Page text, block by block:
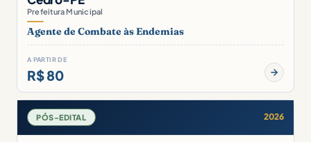
Prefeitura Municipal
Agente de Combate às Endemias
A PARTIR DE
R$ 80
PÓS-EDITAL 2026